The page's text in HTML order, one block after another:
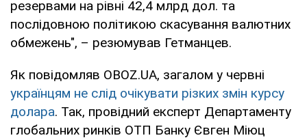
резервами на рівні 42,4 млрд дол. та
послідовною політикою скасування валютних
обмежень", – резюмував Гетманцев.
Як повідомляв OBOZ.UA, загалом у червні
українцям не слід очікувати різких змін курсу
долара. Так, провідний експерт Департаменту
глобальних ринків ОТП Банку Євген Міюц